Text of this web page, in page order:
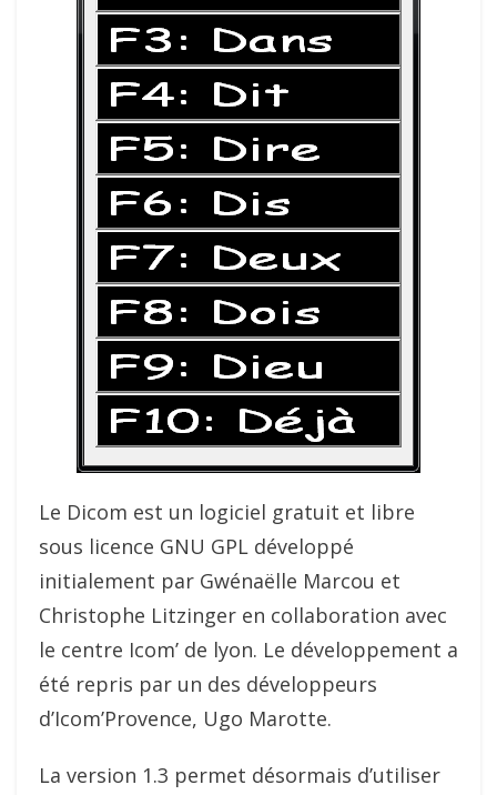
Le Dicom est un logiciel gratuit et libre
sous licence GNU GPL développé
initialement par Gwénaëlle Marcou et
Christophe Litzinger en collaboration avec
le centre Icom’ de lyon. Le développement a
été repris par un des développeurs
d’Icom’Provence, Ugo Marotte.
La version 1.3 permet désormais d’utiliser